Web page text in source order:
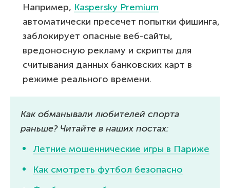
Например, Kaspersky Premium
автоматически пресечет попытки фишинга,
заблокирует опасные веб-сайты,
вредоносную рекламу и скрипты для
считывания данных банковских карт в
режиме реального времени.
Как обманывали любителей спорта
раньше? Читайте в наших постах:
Летние мошеннические игры в Париже
Как смотреть футбол безопасно